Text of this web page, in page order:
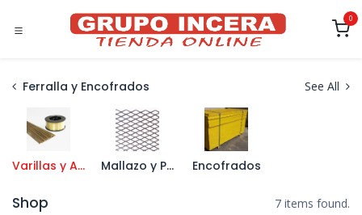
0
Ferralla y Encofrados See All
Varillas y Alambre Mallazo y Panel Nervado Encofrados
Shop 7 items found.